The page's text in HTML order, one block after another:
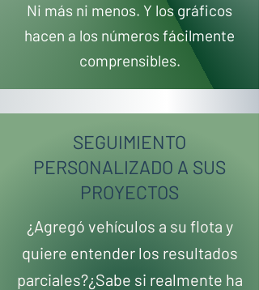
Ni más ni menos. Y los gráficos
hacen a los números fácilmente
comprensibles.
SEGUIMIENTO
PERSONALIZADO A SUS
PROYECTOS
¿Agregó vehículos a su flota y
quiere entender los resultados
parciales?¿Sabe si realmente ha